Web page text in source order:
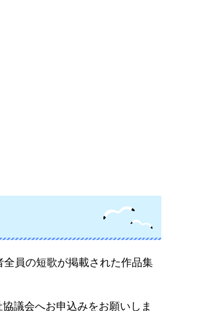
員の短歌が掲載された作品集
議会へお申込みをお願いしま